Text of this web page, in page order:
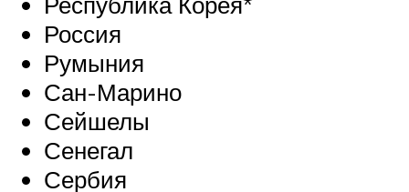
Россия
Румыния
Сан-Марино
Сейшелы
Сенегал
Сербия